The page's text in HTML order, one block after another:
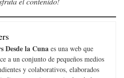
Desde la Cuna es una web que
a un conjunto de pequeños medios
y colaborativos, elaborados